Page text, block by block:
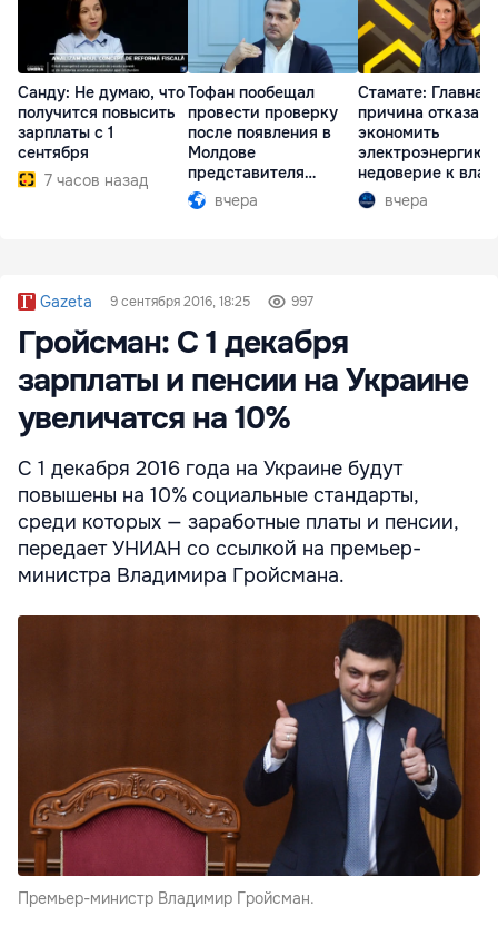
Санду: Не думаю, что
получится повысить
зарплаты с 1
сентября
7 часов назад
Тофан пообещал
провести проверку
после появления в
Молдове
представителя
Южной Осетии
вчера
Стамате: Главная
причина отказа
экономить
электроэнергию
недоверие к
вчера
Gazeta 9 сентября 2016, 18:25 997
Гройсман: C 1 декабря
зарплаты и пенсии на Украине
увеличатся на 10%
С 1 декабря 2016 года на Украине будут
повышены на 10% социальные стандарты,
среди которых — заработные платы и пенсии,
передает УНИАН со ссылкой на премьер-
министра Владимира Гройсмана.
Премьер-министр Владимир Гройсман.